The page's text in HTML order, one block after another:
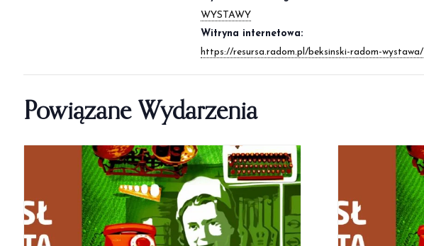
WYSTAWY
Witryna internetowa:
https://resursa.radom.pl/beksinski-radom-wystawa/
Powiązane Wydarzenia